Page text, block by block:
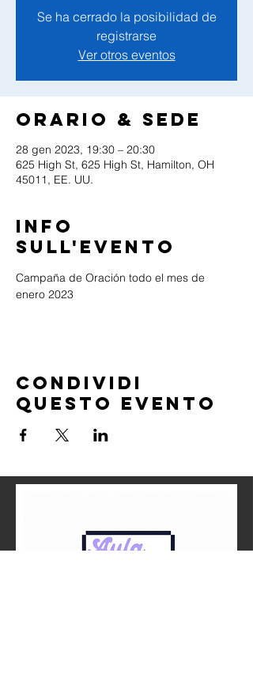
Se ha cerrado la posibilidad de
registrarse
Ver otros eventos
Orario & Sede
28 gen 2023, 19:30 – 20:30
625 High St, 625 High St, Hamilton, OH
45011, EE. UU.
Info
sull'evento
Campaña de Oración todo el mes de
enero 2023
Condividi
questo evento